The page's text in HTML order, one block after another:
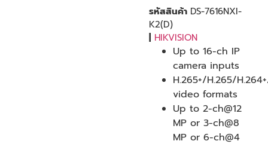
รหัสสินค้า DS-7616NXI-
K2(D)
| HIKVISION
Up to 16-ch IP
camera inputs
H.265+/H.265/
video formats
Up to 2-ch@12
MP or 3-ch@8
MP or 6-ch@4